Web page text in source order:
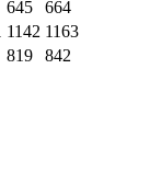
645
664
1142 1163
819 842